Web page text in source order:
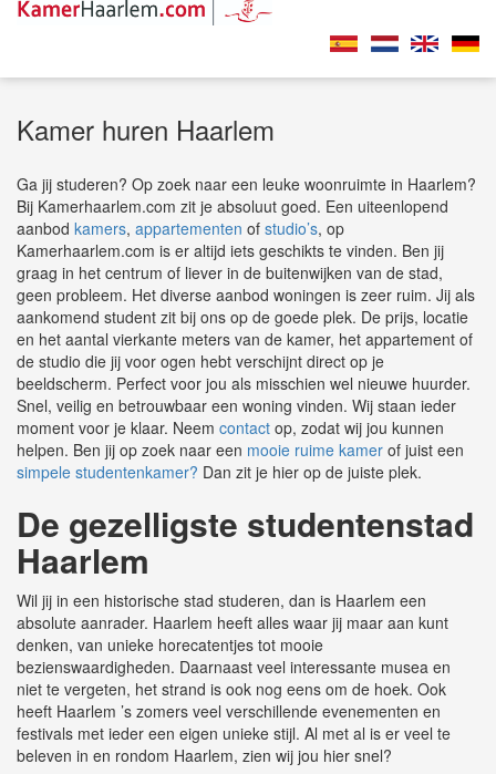
Kamer huren Haarlem
Ga jij studeren? Op zoek naar een leuke woonruimte in Haarlem?
Bij Kamerhaarlem.com zit je absoluut goed. Een uiteenlopend
aanbod kamers, appartementen of studio’s, op
Kamerhaarlem.com is er altijd iets geschikts te vinden. Ben jij
graag in het centrum of liever in de buitenwijken van de stad,
geen probleem. Het diverse aanbod woningen is zeer ruim. Jij als
aankomend student zit bij ons op de goede plek. De prijs, locatie
en het aantal vierkante meters van de kamer, het appartement of
de studio die jij voor ogen hebt verschijnt direct op je
beeldscherm. Perfect voor jou als misschien wel nieuwe huurder.
Snel, veilig en betrouwbaar een woning vinden. Wij staan ieder
moment voor je klaar. Neem contact op, zodat wij jou kunnen
helpen. Ben jij op zoek naar een mooie ruime kamer of juist een
simpele studentenkamer? Dan zit je hier op de juiste plek.
De gezelligste studentenstad
Haarlem
Wil jij in een historische stad studeren, dan is Haarlem een
absolute aanrader. Haarlem heeft alles waar jij maar aan kunt
denken, van unieke horecatentjes tot mooie
bezienswaardigheden. Daarnaast veel interessante musea en
niet te vergeten, het strand is ook nog eens om de hoek. Ook
heeft Haarlem ’s zomers veel verschillende evenementen en
festivals met ieder een eigen unieke stijl. Al met al is er veel te
beleven in en rondom Haarlem, zien wij jou hier snel?